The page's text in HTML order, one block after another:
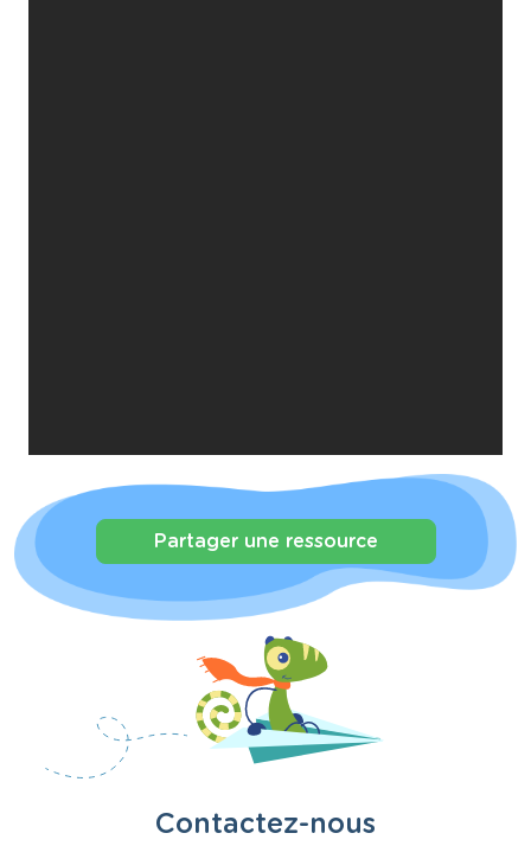
Partager une ressource
Contactez-nous